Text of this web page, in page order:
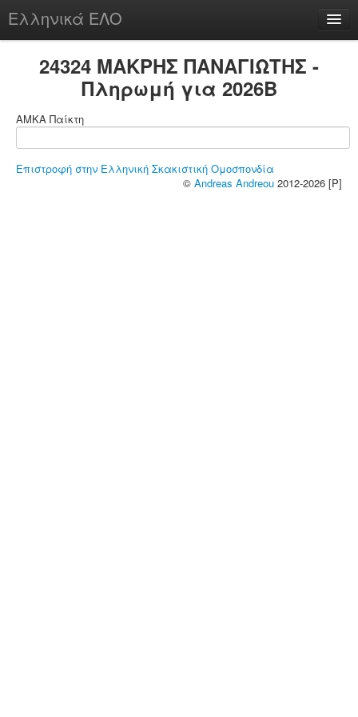
Ελληνικά ΕΛΟ
chesstu.be @ discord
24324 ΜΑΚΡΗΣ ΠΑΝΑΓΙΩΤΗΣ -
Πληρωμή για 2026B
ΑΜΚΑ Παίκτη
Επιστροφή στην Ελληνική Σκακιστική Ομοσπονδία
© Andreas Andreou 2012-2026 [P]